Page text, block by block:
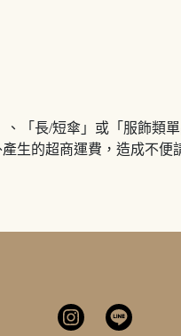
「長/短傘」或「服飾類
生的超商運費，造成不便